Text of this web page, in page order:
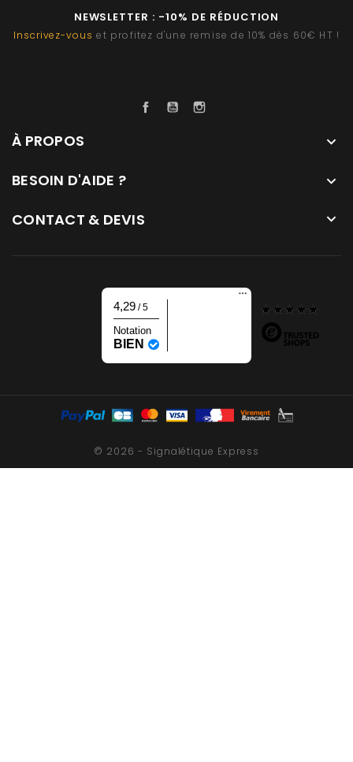
NEWSLETTER : -10% DE RÉDUCTION
Inscrivez-vous et profitez d'une remise de 10% dès 60€ HT !
FacebookYouTube
À PROPOS 
BESOIN D'AIDE ? 
CONTACT & DEVIS 
4,29 / 5
Notation
BIEN
© 2026 - Signalétique Express